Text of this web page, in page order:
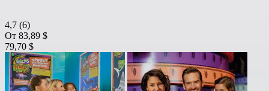
4,7 (6)
От 83,89 $
79,70 $